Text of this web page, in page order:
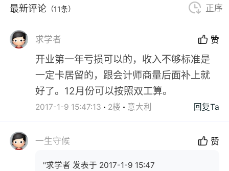
最新评论 （11条） 正序
求学者 赞
开业第一年亏损可以的，收入不够标准是
一定卡居留的，跟会计师商量后面补上就
好了。12月份可以按照双工算。
2017-1-9 15:47:13 2楼 意大利 回复Ta
一生守候 赞
"求学者 发表于 2017-1-9 15:47